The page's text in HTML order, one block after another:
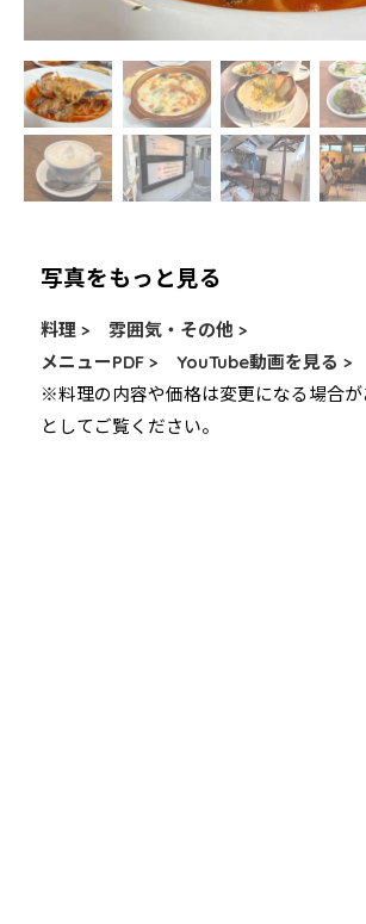
写真をもっと見る
料理 >
雰囲気・その他 >
メニューPDF >
YouTube動画を見る >
※料理の内容や価格は変更になる場合が
としてご覧ください。